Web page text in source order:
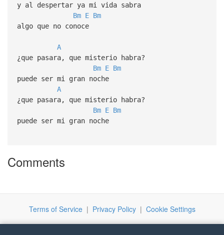
y al despertar ya mi vida sabra
Bm E Bm
algo que no conoce
A
¿que pasara, que misterio habra?
Bm E Bm
puede ser mi gran noche
A
¿que pasara, que misterio habra?
Bm E Bm
puede ser mi gran noche
Comments
Terms of Service| Privacy Policy| Cookie Settings